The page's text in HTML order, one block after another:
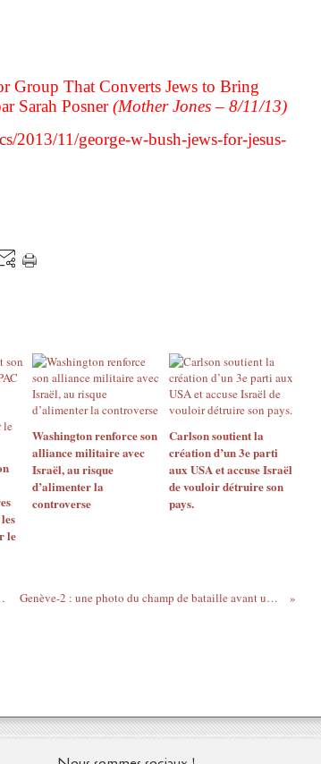
Group That Converts Jews to Bring
Sarah Posner(Mother Jones – 8/11/13)
2013/11/george-w-bush-jews-for-jesus-
le
Washington renforce son
alliance militaire avec
Israël, au risque
d’alimenter la
controverse
Carlson soutient la
création d’un 3e parti
aux USA et accuse Israël
de vouloir détruire son
pays.
par procuration Genève-2 : une photo du champ de bataille avant un hypothétique cessez-le-feu